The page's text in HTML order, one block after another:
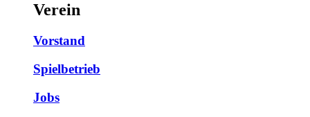
Verein
Vorstand
Spielbetrieb
Jobs